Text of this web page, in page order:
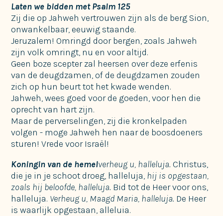
Laten we bidden met Psalm 125
Zij die op Jahweh vertrouwen zijn als de berg Sion,
onwankelbaar, eeuwig staande.
Jeruzalem! Omringd door bergen, zoals Jahweh
zijn volk omringt, nu en voor altijd.
Geen boze scepter zal heersen over deze erfenis
van de deugdzamen, of de deugdzamen zouden
zich op hun beurt tot het kwade wenden.
Jahweh, wees goed voor de goeden, voor hen die
oprecht van hart zijn.
Maar de perverselingen, zij die kronkelpaden
volgen - moge Jahweh hen naar de boosdoeners
sturen! Vrede voor Israël!
Koningin van de hemelverheug u, halleluja. Christus,
die je in je schoot droeg, halleluja, hij is opgestaan,
zoals hij beloofde, halleluja. Bid tot de Heer voor ons,
halleluja. Verheug u, Maagd Maria, halleluja. De Heer
is waarlijk opgestaan, alleluia.